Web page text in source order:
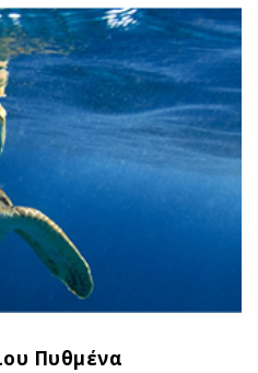
Πυθμένα